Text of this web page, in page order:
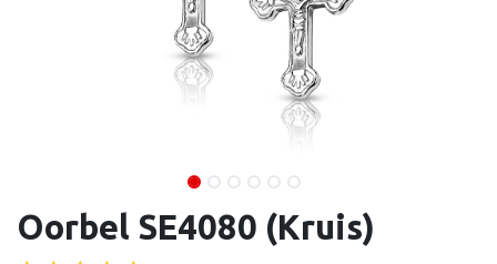
Oorbel SE4080 (Kruis)